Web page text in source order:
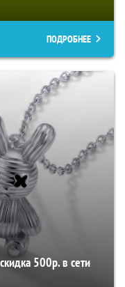
ПОДРОБНЕЕ
500р. в сети